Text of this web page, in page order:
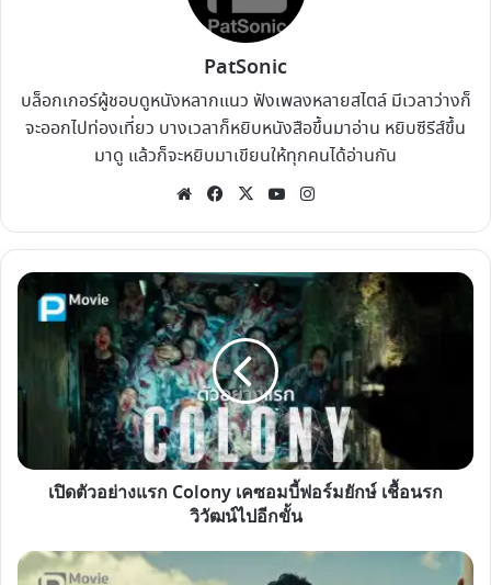
PatSonic
บล็อกเกอร์ผู้ชอบดูหนังหลากแนว ฟังเพลงหลายสไตล์ มีเวลาว่างก็
จะออกไปท่องเที่ยว บางเวลาก็หยิบหนังสือขึ้นมาอ่าน หยิบซีรีส์ขึ้น
มาดู แล้วก็จะหยิบมาเขียนให้ทุกคนได้อ่านกัน
WebsiteFacebook
X YouTube
เปิด
ตัวอย่าง
Colony
เค
ฟอร์ม
ยักษ์
วิวัฒน์
เปิดตัวอย่างแรก Colony เคซอมบี้ฟอร์มยักษ์ เชื้อนรก
วิวัฒน์ไปอีกขั้น
รีวิว